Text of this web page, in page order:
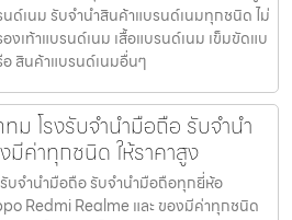
ด์เนม รับจำนำสินค้าแบรนด์เนมทุกชนิด ไม่
องเท้าแบรนด์เนม เสื้อแบรนด์เนม เข็มขัดแบ
สินค้าแบรนด์เนมอื่นๆ
ม โรงรับจำนำมือถือ รับจำนำ
ค่าทุกชนิด ให้ราคาสูง
บจำนำมือถือ รับจำนำมือถือทุกยี่ห้อ
Redmi Realme และ ของมีค่าทุกชนิด